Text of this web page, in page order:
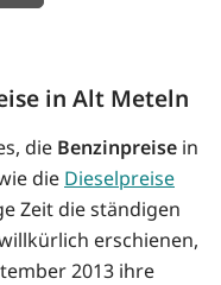
in Alt Meteln
die Benzinpreise in
die Dieselpreise
Zeit die ständigen
erschienen,
2013 ihre